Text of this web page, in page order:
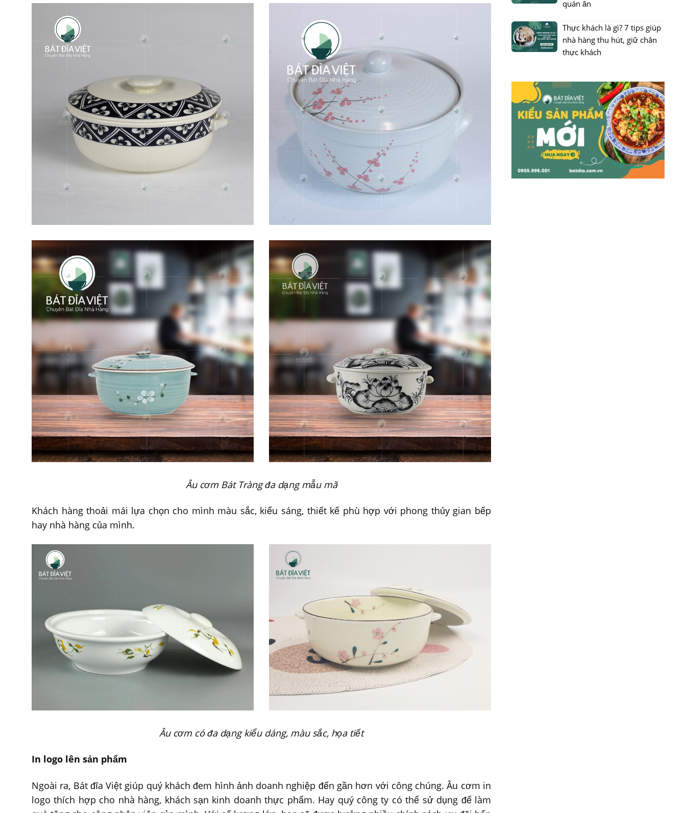
Âu cơm Bát Tràng đa dạng mẫu mã
Khách hàng thoải mái lựa chọn cho mình màu sắc, kiểu sáng, thiết kế phù hợp với phong thủy gian bếp
hay nhà hàng của mình.
Âu cơm có đa dạng kiểu dáng, màu sắc, họa tiết
In logo lên sản phẩm
Ngoài ra, Bát đĩa Việt giúp quý khách đem hình ảnh doanh nghiệp đến gần hơn với công chúng. Âu cơm in
logo thích hợp cho nhà hàng, khách sạn kinh doanh thực phẩm. Hay quý công ty có thể sử dụng để làm
quán ăn
Thực khách là gì? 7 tips giúp
nhà hàng thu hút, giữ chân
thực khách